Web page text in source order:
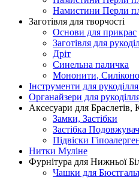
Намистини Перли
Заготівля для творчості
Основи для прикрас
Заготівля для
Дріт
Синельна паличка
Мононити,
Інструменти для
Органайзери для
Аксесуари для Браслетів,
Замки, Застібки
Застібка Подовжувач
Підвіски
Нитки Муліне
Фурнітура для Нижньої
Чашки для